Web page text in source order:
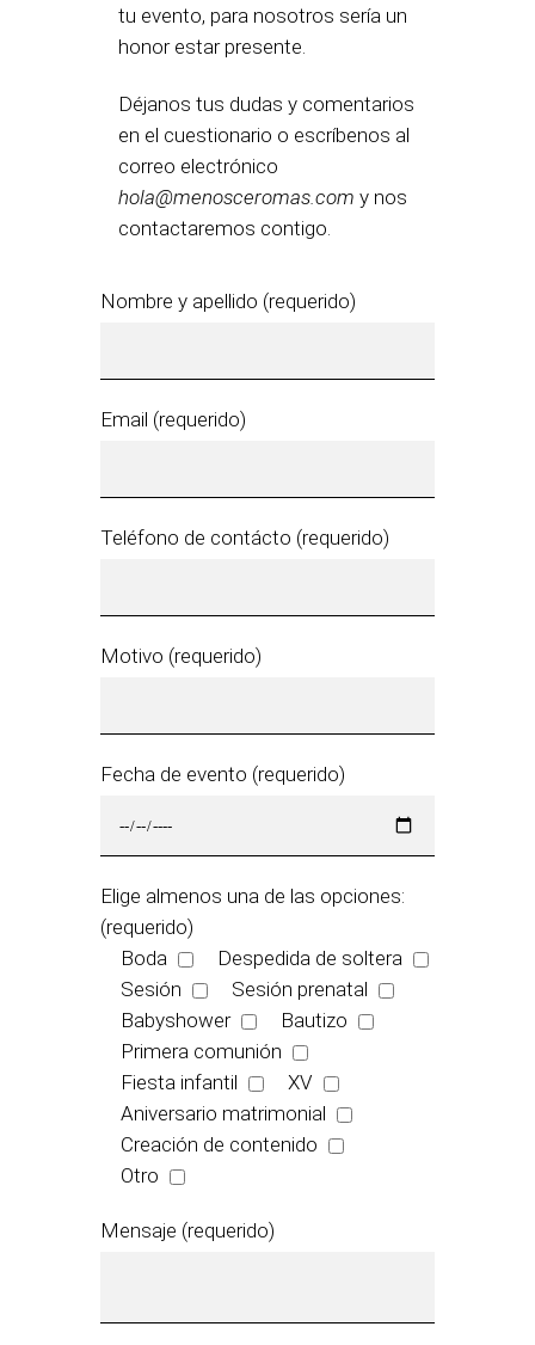
tu evento, para nosotros sería un
honor estar presente.
Déjanos tus dudas y comentarios
en el cuestionario o escríbenos al
correo electrónico
hola@menosceromas.com y nos
contactaremos contigo.
Nombre y apellido (requerido)
Email (requerido)
Teléfono de contácto (requerido)
Motivo (requerido)
Fecha de evento (requerido)
Elige almenos una de las opciones:
(requerido)
Boda
Despedida de soltera
Sesión
Sesión prenatal
Babyshower
Bautizo
Primera comunión
Fiesta infantil
XV
Aniversario matrimonial
Creación de contenido
Otro
Mensaje (requerido)